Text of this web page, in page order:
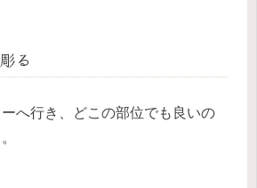
る
へ行き、どこの部位でも良いの